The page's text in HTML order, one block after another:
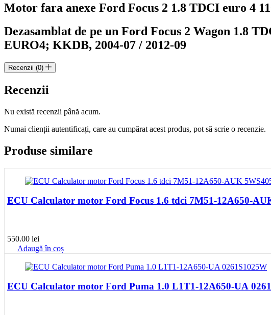
euro
4
cod
KKDB
Motor fara anexe Ford Focus 2 1.8 TDCI euro 4
Dezasamblat de pe un Ford Focus 2 Wagon 1.8
EURO4; KKDB, 2004-07 / 2012-09
Recenzii (0)
Recenzii
Nu există recenzii până acum.
Numai clienții autentificați, care au cumpărat acest produs, pot să scrie o recenzie.
Produse similare
ECU Calculator motor Ford Focus 1.6 tdci 7M51-12A650-
550.00 lei
Adaugă în coș
ECU Calculator motor Ford Puma 1.0 L1T1-12A650-UA